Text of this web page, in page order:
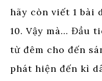
hãy còn viết 1 bài
10. Vậy mà… Đầu
từ đêm cho đến
phát hiện đến kì